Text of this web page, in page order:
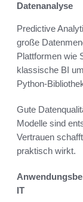
Datenanalyse
Predictive
große
Plattformen wie
klassische BI
Python-
Gute
Modelle sind
Vertrauen
praktisch wirkt.
IT